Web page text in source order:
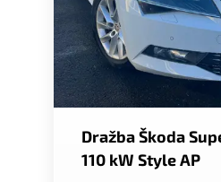
Dražba Škoda
110 kW Style AP